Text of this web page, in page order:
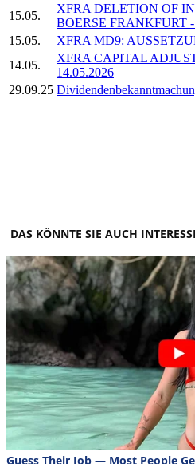
15.05.
XFRA DELETION OF
BOERSE FRANKFURT -
15.05.
XFRA MD9:
14.05.
XFRA CAPITAL
14.05.2026
29.09.25